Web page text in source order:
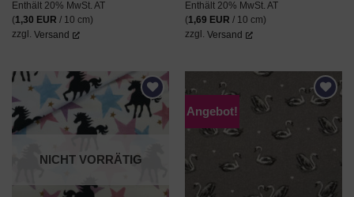
war:
23,50 EUR
Enthält 20% MwSt. AT
(1,30 EUR / 10 cm)
zzgl. Versand
war:
19,90 EUR
Enthält 20% MwSt. AT
(1,69 EUR / 10 cm)
zzgl. Versand
AUF DEN
WUNSCHZETTEL
NICHT VORRÄTIG
Angebot!
WUNSCHZETTEL